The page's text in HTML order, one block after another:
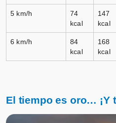
5 km/h
74
kcal
147
kcal
6 km/h
84
kcal
168
kcal
El tiempo es oro… ¡Y